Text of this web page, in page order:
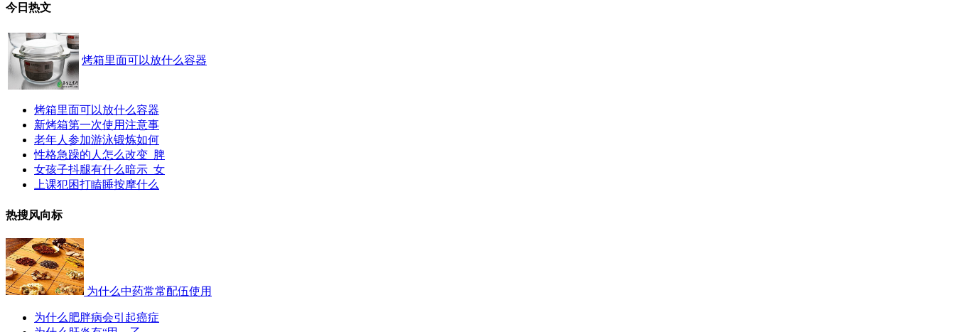
今日热文
烤箱里面可以放什么容器
烤箱里面可以放什么容器
新烤箱第一次使用注意事
老年人参加游泳锻炼如何
性格急躁的人怎么改变_脾
女孩子抖腿有什么暗示_女
上课犯困打瞌睡按摩什么
热搜风向标
为什么中药常常配伍使用
为什么肥胖病会引起癌症